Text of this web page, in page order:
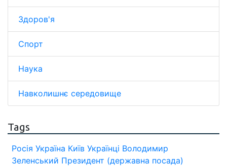
Здоров'я
Спорт
Наука
Навколишнє середовище
Tags
Росія Україна Київ Українці Володимир
Зеленський Президент (державна посада)